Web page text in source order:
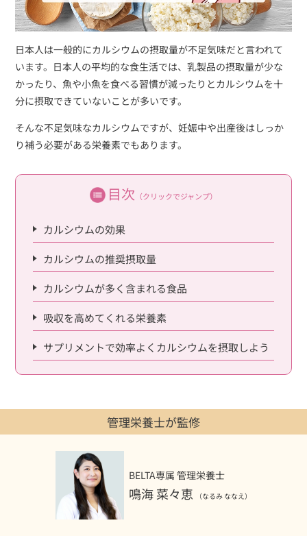
日本人は一般的にカルシウムの摂取量が不足気味だと言われて
います。日本人の平均的な食生活では、乳製品の摂取量が少な
かったり、魚や小魚を食べる習慣が減ったりとカルシウムを十
分に摂取できていないことが多いです。
そんな不足気味なカルシウムですが、妊娠中や出産後はしっか
り補う必要がある栄養素でもあります。
目次 （クリックでジャンプ）
カルシウムの効果
カルシウムの推奨摂取量
カルシウムが多く含まれる食品
吸収を高めてくれる栄養素
サプリメントで効率よくカルシウムを摂取しよう
管理栄養士が監修
BELTA専属 管理栄養士
鳴海 菜々恵 （なるみ ななえ）